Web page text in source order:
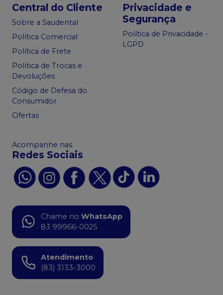
Central do Cliente
Sobre a Saudental
Política Comercial
Política de Frete
Política de Trocas e
Devoluções
Código de Defesa do
Consumidor
Ofertas
Privacidade e
Segurança
Política de Privacidade -
LGPD
Acompanhe nas
Redes Sociais
Chame no WhatsApp
83 99966-0025
Atendimento
(83) 3133-3000